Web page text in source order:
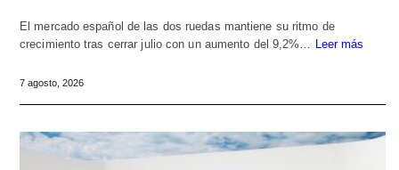
El mercado español de las dos ruedas mantiene su ritmo de
crecimiento tras cerrar julio con un aumento del 9,2%… Leer más
7 agosto, 2026